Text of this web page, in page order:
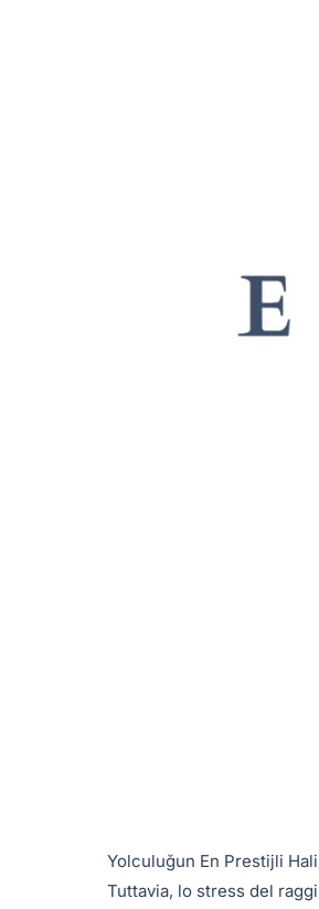
Yolculuğun En Prestijli
Tuttavia, lo stress del